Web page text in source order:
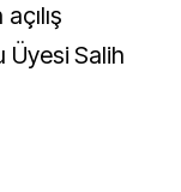
Üyesi Salih